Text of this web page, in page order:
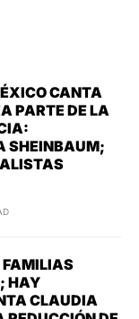
CANTA
PARTE DE LA
SHEINBAUM;
FAMILIAS
HAY
CLAUDIA